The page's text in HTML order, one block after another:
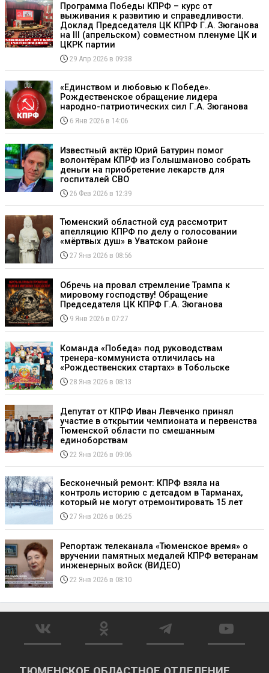
Программа Победы КПРФ – курс от
выживания к развитию и справедливости.
Доклад Председателя ЦК КПРФ Г.А. Зюганова
на III (апрельском) совместном пленуме ЦК и
ЦКРК партии
29 Апр 2026 в 09:38
«Единством и любовью к Победе».
Рождественское обращение лидера
народно-патриотических сил Г.А. Зюганова
6 Янв 2026 в 14:06
Известный актёр Юрий Батурин помог
волонтёрам КПРФ из Голышманово собрать
деньги на приобретение лекарств для
госпиталей СВО
26 Фев 2026 в 12:39
Тюменский областной суд рассмотрит
апелляцию КПРФ по делу о голосовании
«мёртвых душ» в Уватском районе
27 Янв 2026 в 08:56
Обречь на провал стремление Трампа к
мировому господству! Обращение
Председателя ЦК КПРФ Г.А. Зюганова
9 Янв 2026 в 07:27
Команда «Победа» под руководствам
тренера-коммуниста отличилась на
«Рождественских стартах» в Тобольске
28 Янв 2026 в 08:13
Депутат от КПРФ Иван Левченко принял
участие в открытии чемпионата и первенства
Тюменской области по смешанным
единоборствам
22 Янв 2026 в 09:06
Бесконечный ремонт: КПРФ взяла на
контроль историю с детсадом в Тарманах,
который не могут отремонтировать 15 лет
27 Янв 2026 в 06:25
Репортаж телеканала «Тюменское время» о
вручении памятных медалей КПРФ ветеранам
инженерных войск (ВИДЕО)
22 Янв 2026 в 08:10